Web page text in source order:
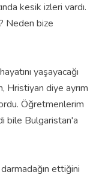
kesik izleri vardı.
Neden bize
yaşayacağı
Hristiyan diye ayrım
Öğretmenlerim
bile Bulgaristan'a
ettiğini